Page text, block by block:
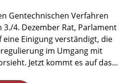
Gentechnischen Verfahren
3./4. Dezember Rat, Parlament
Einigung verständigt, die
im Umgang mit
Jetzt kommt es auf das...